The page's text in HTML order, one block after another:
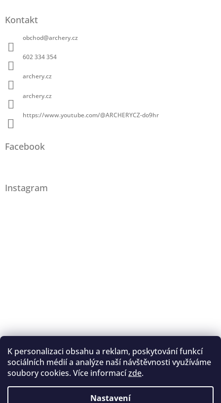
K personalizaci obsahu a reklam, poskytování funkcí
sociálních médií a analýze naší návštěvnosti využíváme
soubory cookies. Více informacízde.
Nastavení
Kontakt
obchod@archery.cz
602 334 354
archery.cz
archery.cz
https://www.youtube.com/@ARCHERYCZ-do9hr
Facebook
Instagram
Sledovat na Instagramu
Registrace na lukostřelbu
I. Královský lukostřelecký klub
Český lukostřelecký svaz